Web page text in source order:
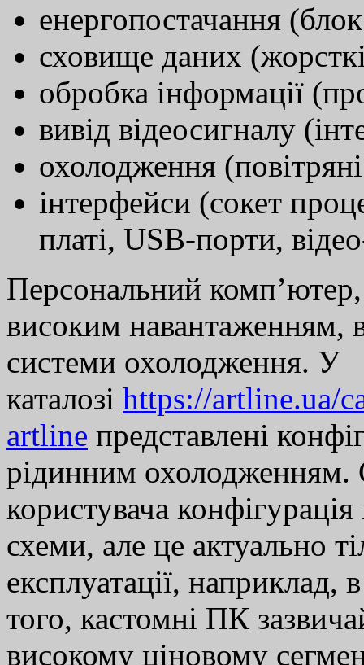
енергопостачання
сховище даних
обробка інформації
вивід відеосигналу
охолодження
інтерфейси (сокет
платі, USB-порти,
Персональний
високим навантаженням,
системи охолодження. У
каталозі https://artline.ua/
artline представлені
рідинним охолодженням.
користувача
схеми, але це актуально
експлуатації, наприклад,
того, кастомні ПК
високому ціновому